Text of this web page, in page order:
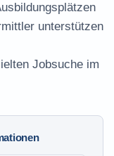
unterstützen
Jobsuche im